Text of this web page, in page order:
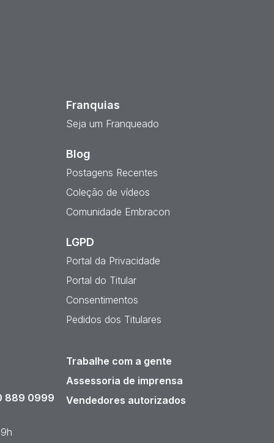
Franquias
Seja um Franqueado
Blog
Postagens Recentes
Coleção de vídeos
Comunidade Embracon
LGPD
Portal da Privacidade
Portal do Titular
Consentimentos
Pedidos dos Titulares
889 0999
Trabalhe com a gente
Assessoria de imprensa
Vendedores autorizados